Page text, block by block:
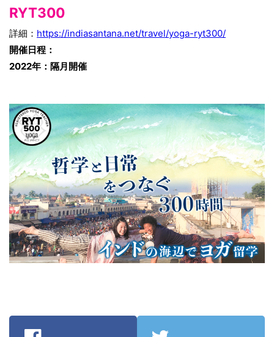
RYT300
詳細： https://indiasantana.net/travel/yoga-ryt300/
開催日程：
2022年：隔月開催